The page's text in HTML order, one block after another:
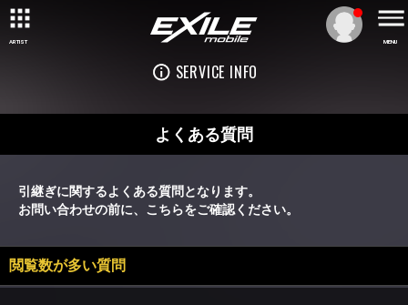
ARTIST MENU
SERVICE INFO
よくある質問
引継ぎに関するよくある質問となります。
お問い合わせの前に、こちらをご確認ください。
閲覧数が多い質問